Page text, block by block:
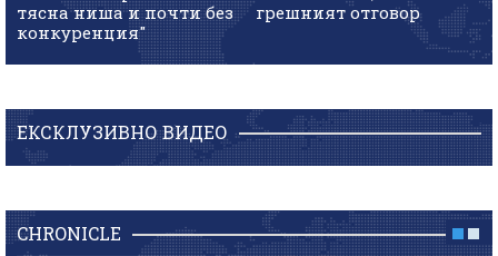
тясна ниша и почти без
конкуренция"
грешният отговор
ЕКСКЛУЗИВНО ВИДЕО
CHRONICLE